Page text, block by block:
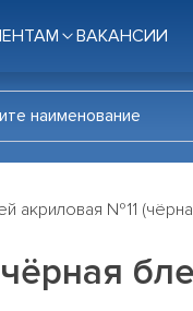
ВАКАНСИИ
акриловая №11